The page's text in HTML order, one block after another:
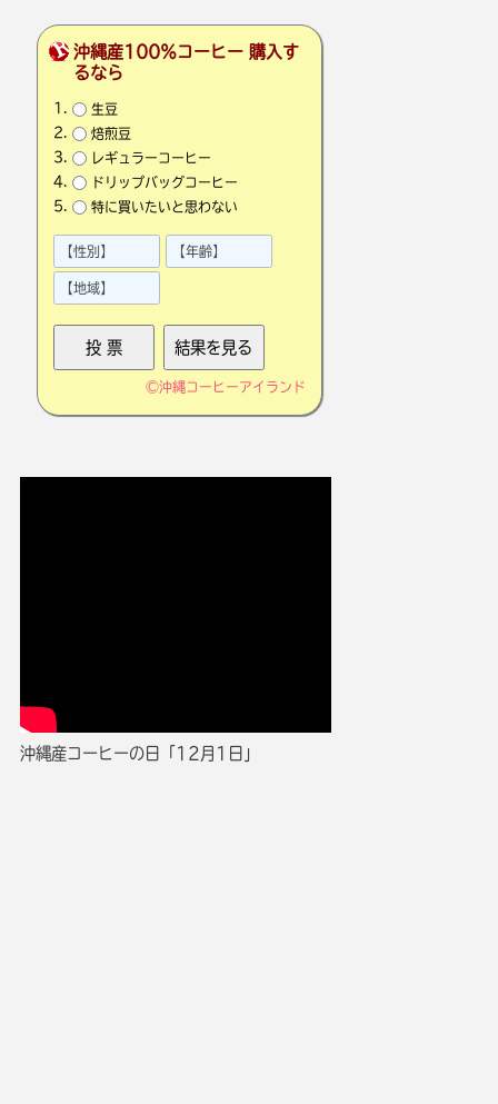
沖縄産100％コーヒー 購入す
るなら
生豆
焙煎豆
レギュラーコーヒー
ドリップバッグコーヒー
特に買いたいと思わない
©沖縄コーヒーアイランド
沖縄産コーヒーの日「12月1日」